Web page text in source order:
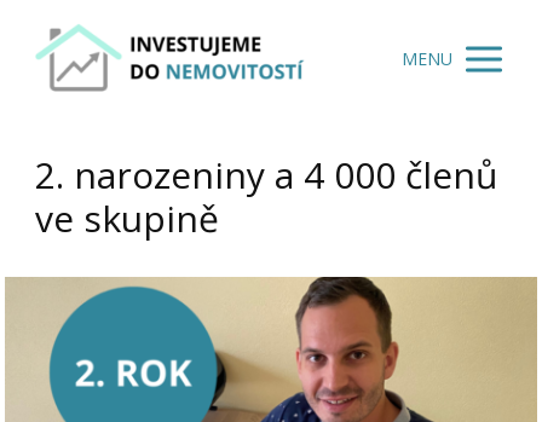
MENU
2. narozeniny a 4 000 členů
ve skupině